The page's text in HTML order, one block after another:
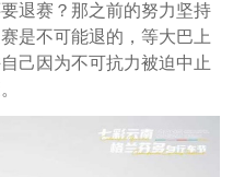
退赛？那之前的努力坚持
是不可能退的，等大巴上
己因为不可抗力被迫中止